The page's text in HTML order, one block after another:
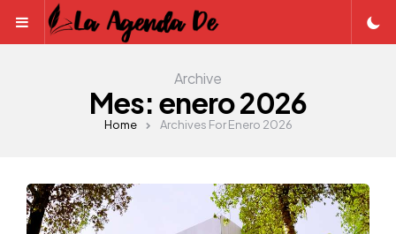
Menu
Archive
Mes: enero 2026
Home Archives For Enero 2026